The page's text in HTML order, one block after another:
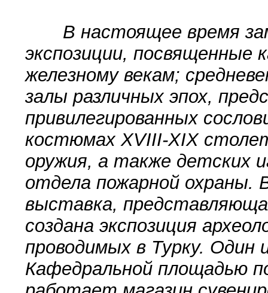
В настоящее время
экспозиции, посвященные
железному векам;
залы различных эпох,
привилегированных
костюмах XVIII-XIX
оружия, а также детских
отдела пожарной охраны.
выставка,
создана экспозиция
проводимых в Турку. Один
Кафедральной площадью